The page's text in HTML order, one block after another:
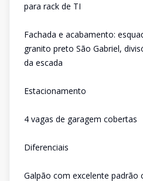
para rack de TI
Fachada e acabamento:
granito preto São Gabriel,
da escada
Estacionamento
4 vagas de garagem cobertas
Diferenciais
Galpão com excelente padrão